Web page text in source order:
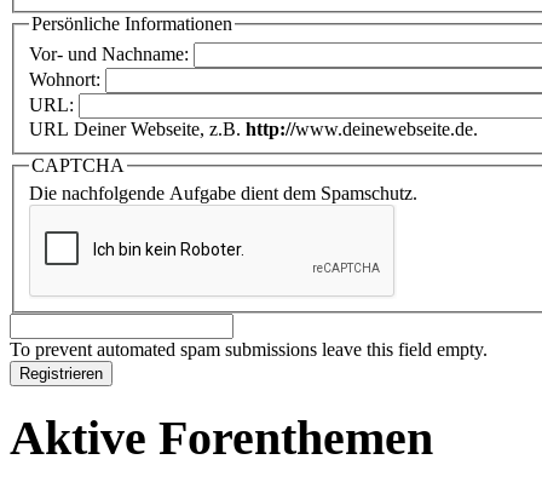
Persönliche Informationen
Vor- und Nachname:
Wohnort:
URL:
URL Deiner Webseite, z.B. http://www.deinewebseite.de.
CAPTCHA
Die nachfolgende Aufgabe dient dem Spamschutz.
To prevent automated spam submissions leave this field empty.
Aktive Forenthemen